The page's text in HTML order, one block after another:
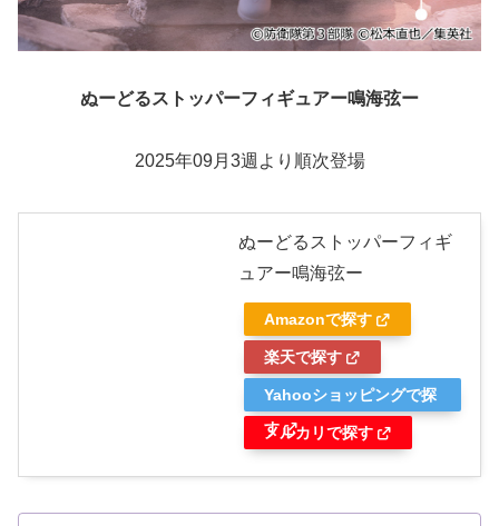
ぬーどるストッパーフィギュアー鳴海弦ー
2025年09月3週より順次登場
ぬーどるストッパーフィギ
ュアー鳴海弦ー
Amazonで探す
楽天で探す
Yahooショッピングで探
す
メルカリで探す